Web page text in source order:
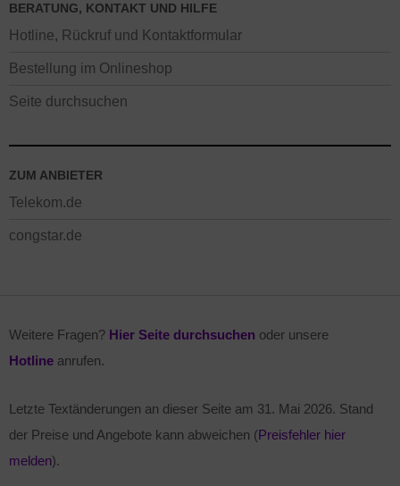
BERATUNG, KONTAKT UND HILFE
Hotline, Rückruf und Kontaktformular
Bestellung im Onlineshop
Seite durchsuchen
ZUM ANBIETER
Telekom.de
congstar.de
Weitere Fragen? Hier Seite durchsuchen oder unsere
Hotline anrufen.
Letzte Textänderungen an dieser Seite am 31. Mai 2026. Stand
der Preise und Angebote kann abweichen (Preisfehler hier
melden).